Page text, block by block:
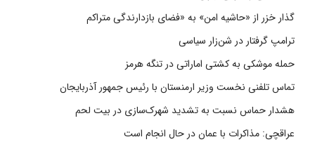
گذار خزر از «حاشیه امن» به «فضای بازدارندگی متراکم
ترامپ گرفتار در شن‌زار سیاسی
حمله موشکی به کشتی اماراتی در تنگه هرمز
تماس تلفنی نخست وزیر ارمنستان با رئیس جمهور آذربایجان
هشدار حماس نسبت به تشدید شهرک‌سازی در بیت‌ لحم
عراقچی: مذاکرات با عمان در حال انجام است